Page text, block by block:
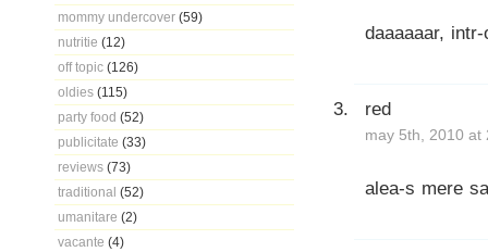
mommy undercover (59)
nutritie (12)
off topic (126)
oldies (115)
party food (52)
publicitate (33)
reviews (73)
traditional (52)
umanitare (2)
vacante (4)
daaaaaar,
red
may 5th, 2010 at
alea-s mere